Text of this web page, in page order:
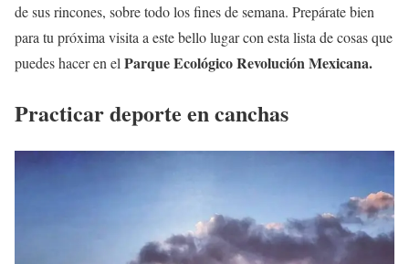
de sus rincones, sobre todo los fines de semana. Prepárate bien
para tu próxima visita a este bello lugar con esta lista de cosas que
puedes hacer en el Parque Ecológico Revolución Mexicana.
Practicar deporte en canchas